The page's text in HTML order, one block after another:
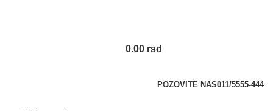
0.00 rsd
POZOVITE NAS011/5555-444